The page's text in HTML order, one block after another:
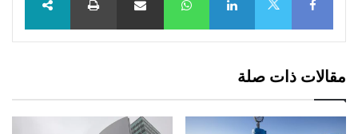
مقالات ذات صلة